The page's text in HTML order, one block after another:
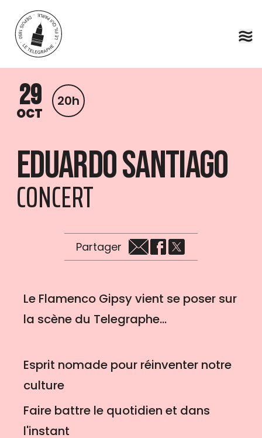
Aller au contenu principal
29
OCT
20h
Eduardo Santiago
CONCERT
Partager
Le Flamenco Gipsy vient se poser sur
la scène du Telegraphe...
Esprit nomade pour réinventer notre
culture
Faire battre le quotidien et dans
l'instant